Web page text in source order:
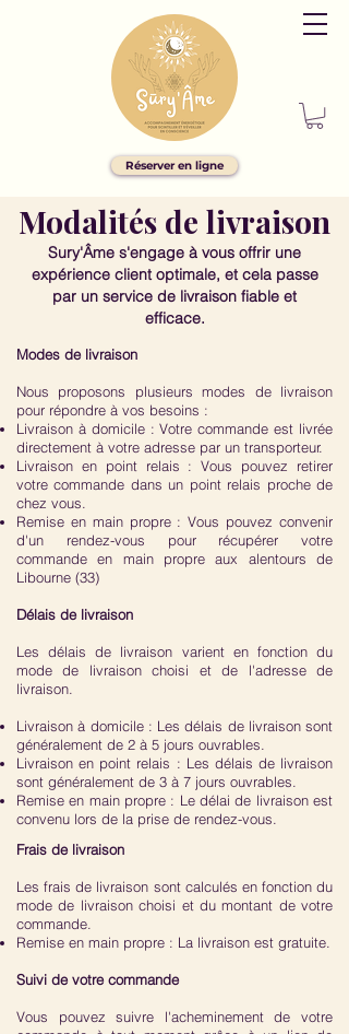
Réserver en ligne
Modalités de livraison
Sury'Âme s'engage à vous offrir une
expérience client optimale, et cela passe
par un service de livraison fiable et
efficace.
Modes de livraison
Nous proposons plusieurs modes de livraison
pour répondre à vos besoins :
Livraison à domicile : Votre commande est livrée
directement à votre adresse par un transporteur.
Livraison en point relais : Vous pouvez retirer
votre commande dans un point relais proche de
chez vous.
Remise en main propre : Vous pouvez convenir
d'un rendez-vous pour récupérer votre
commande en main propre aux alentours de
Libourne (33)
Délais de livraison
Les délais de livraison varient en fonction du
mode de livraison choisi et de l'adresse de
livraison.
Livraison à domicile : Les délais de livraison sont
généralement de 2 à 5 jours ouvrables.
Livraison en point relais : Les délais de livraison
sont généralement de 3 à 7 jours ouvrables.
Remise en main propre : Le délai de livraison est
convenu lors de la prise de rendez-vous.
Frais de livraison
Les frais de livraison sont calculés en fonction du
mode de livraison choisi et du montant de votre
commande.
Remise en main propre : La livraison est gratuite.
Suivi de votre commande
Vous pouvez suivre l'acheminement de votre